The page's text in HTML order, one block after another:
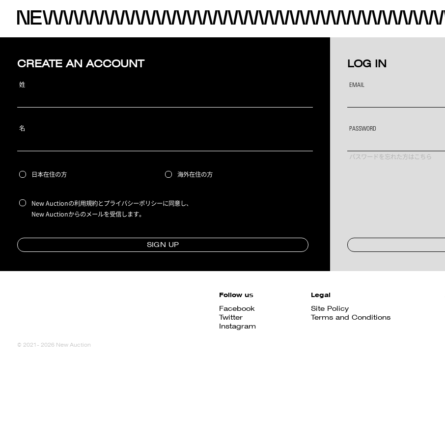
CREATE AN ACCOUNT
姓
名
日本在住の方 海外在住の方
New Auctionの利用規約とプライバシーポリシーに同意し、
New Auctionからのメールを受信します。
SIGN UP
LOG IN
EMAIL
PASSWORD
パスワードを忘れた方はこちら
Follow us
Facebook
Twitter
Instagram
Legal
Site Policy
Terms and Conditions
© 2021- 2026 New Auction